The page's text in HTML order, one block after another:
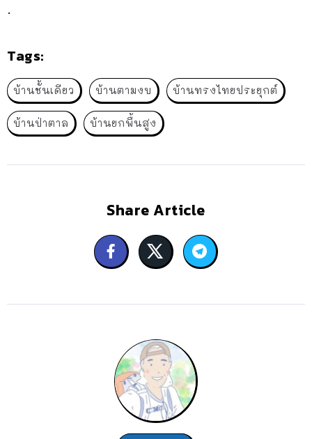
.
Tags:
บ้านชั้นเดียว บ้านตามงบ บ้านทรงไทยประยุกต์
บ้านป่าตาล บ้านยกพื้นสูง
Share Article